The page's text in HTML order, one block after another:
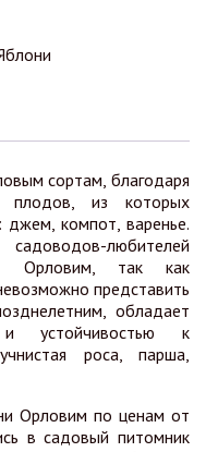
сортам, благодаря
плодов, из которых
джем, компот, варенье.
любителей
Орловим, так как
представить
обладает
и устойчивостью к
роса, парша,
Орловим по ценам от
в садовый питомник